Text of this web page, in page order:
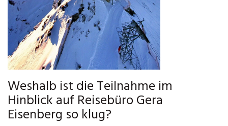
Weshalb ist die Teilnahme im
Hinblick auf Reisebüro Gera
Eisenberg so klug?